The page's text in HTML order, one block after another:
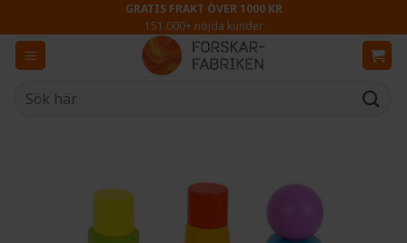
to
content
GRATIS FRAKT ÖVER 1000 KR
151.000+ nöjda kunder
Sök